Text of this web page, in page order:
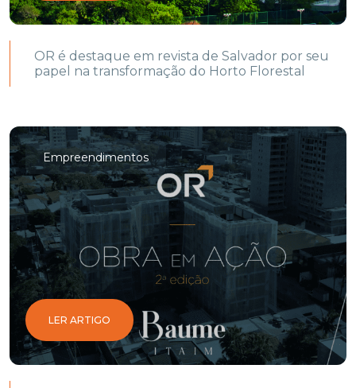
OR é destaque em revista de Salvador por seu
papel na transformação do Horto Florestal
Empreendimentos
LER ARTIGO